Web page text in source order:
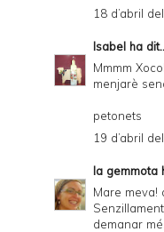
18 d’abril
Isabel ha
Mmmm
menjarè
petonets
19 d’abril
la gemmota
Mare meva!
demanar